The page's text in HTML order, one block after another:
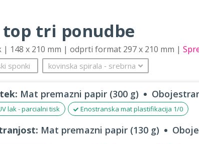
top tri ponudbe
148 x 210 mm | odprti format 297 x 210 mm |
sponki kovinska spirala ‐ srebrna
Mat premazni papir (300 g)
lak - parcialni tisk Enostranska mat plastifikacija 1/0
Mat premazni papir (130 g)